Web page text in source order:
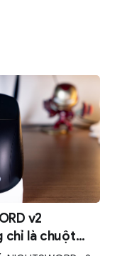
v2
chỉ là chuột